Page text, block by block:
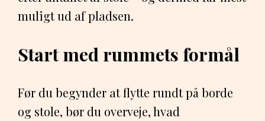
muligt ud af pladsen.
Start med rummets formål
Før du begynder at flytte rundt på borde
og stole, bør du overveje, hvad